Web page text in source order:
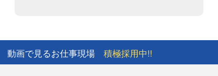
動画で見るお仕事現場 積極採用中!!